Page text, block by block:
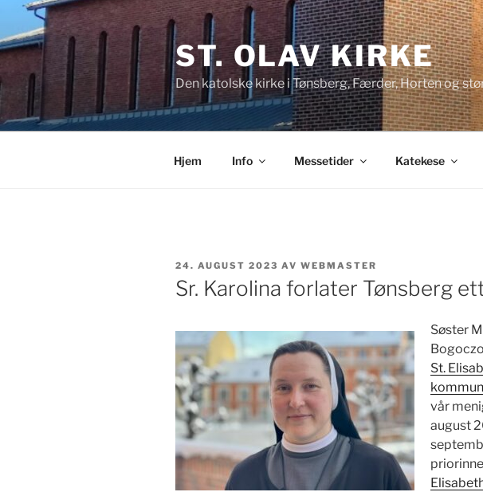
innhold
ST. OLAV KIRKE
Den katolske kirke i Tønsberg, Færder, Horten og
Hjem Info Messetider Katekese
PUBLISERT
24. AUGUST 2023 AV WEBMASTER
Sr. Karolina forlater Tønsberg
Søster
St.
vår
august